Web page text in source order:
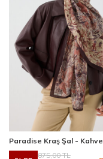
Paradise Kraş Şal - Kahve
875,00TL